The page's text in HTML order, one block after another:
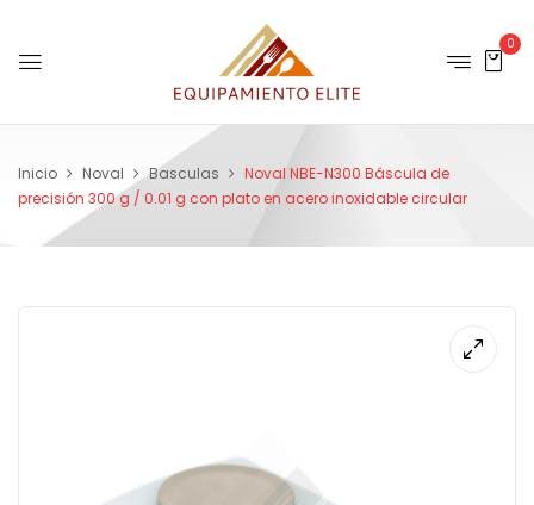
0
Inicio Noval Basculas
Noval NBE-N300 Báscula de
precisión 300 g / 0.01 g con plato en acero inoxidable circular